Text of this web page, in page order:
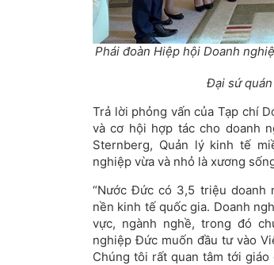
Phái đoàn Hiệp hội Doanh
Đại sứ
Trả lời phỏng vấn của Tạp chí
và cơ hội hợp tác cho doanh
Sternberg, Quản lý kinh tế
nghiệp vừa và nhỏ là xương
“Nước Đức có 3,5 triệu doanh
nền kinh tế quốc gia. Doanh
vực, ngành nghề, trong đó
nghiệp Đức muốn đầu tư vào
Chúng tôi rất quan tâm tới